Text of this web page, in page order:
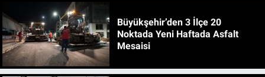
Büyükşehir’den 3 İlçe 20
Noktada Yeni Haftada Asfalt
Mesaisi